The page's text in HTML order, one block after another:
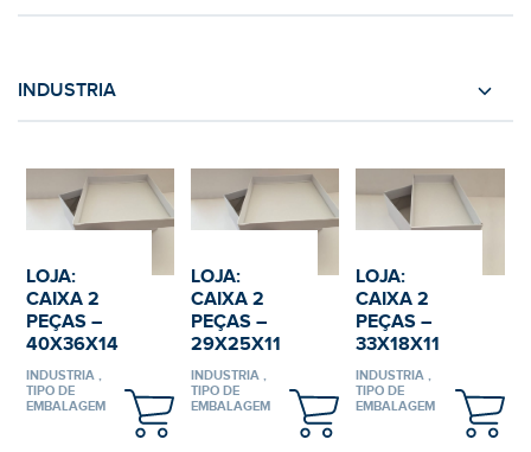
Caixas Envio
Sacos de Compras
Expositores
INDUSTRIA
Vinhos e Bebidas Alcoólicas
Vestuário e Acessórios
Têxteis
Farmacêutica
Outras
LOJA:
CAIXA 2
PEÇAS –
40X36X14
INDUSTRIA ,
TIPO DE
EMBALAGEM
LOJA:
CAIXA 2
PEÇAS –
29X25X11
INDUSTRIA ,
TIPO DE
EMBALAGEM
LOJA:
CAIXA 2
PEÇAS –
33X18X11
INDUSTRIA ,
TIPO DE
EMBALAGEM